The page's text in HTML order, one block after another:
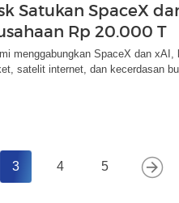
Satukan SpaceX
Rp 20.000 T
menggabungkan SpaceX dan
satelit internet, dan kecerdasan
3 4 5